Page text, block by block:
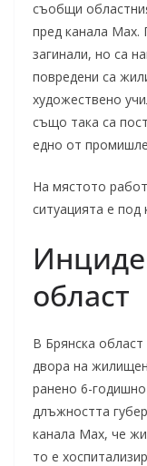
съобщи
пред канала Max.
загинали, но са
повредени са
художествено
също така са
едно от
На мястото
ситуацията е
област
В Брянска
двора на
ранено 6-
длъжността
канала Max, че
то е